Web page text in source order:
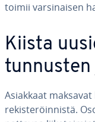
toimii var­si­nai­sen
Kiista
tun­nus­ten
Asiakkaat
re­kis­te­röin­nis­tä.